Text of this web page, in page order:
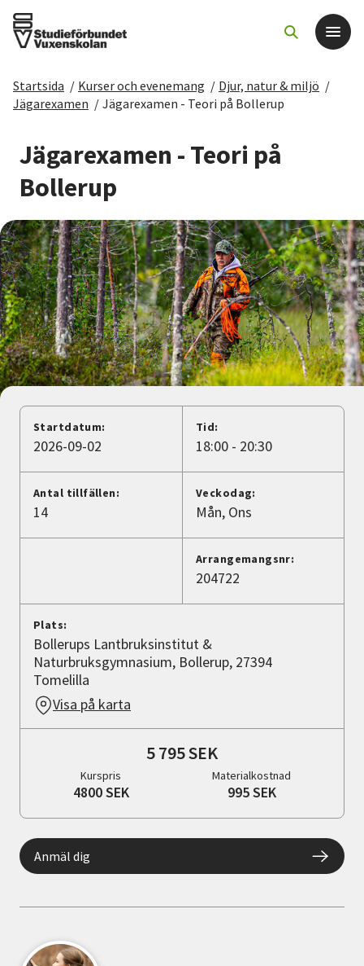
Det här gör vi
För dig som
Sök kurser och evenemang
Om SV
Starta studiecirkel
Cirkelledare
Nyheter
Avdelningar
Lyssna
Startsida / Kurser och evenemang / Djur, natur & miljö /
Jägarexamen / Jägarexamen - Teori på Bollerup
Jägarexamen - Teori på
Bollerup
Startdatum:
2026-09-02
Tid:
18:00 - 20:30
Antal tillfällen:
14
Veckodag:
Mån Ons
Arrangemangsnr:
204722
Plats:
Bollerups Lantbruksinstitut &
Naturbruksgymnasium, Bollerup, 27394
Tomelilla
Visa på karta
5 795 SEK
Kurspris
4800 SEK
Materialkostnad
995 SEK
Anmäl dig